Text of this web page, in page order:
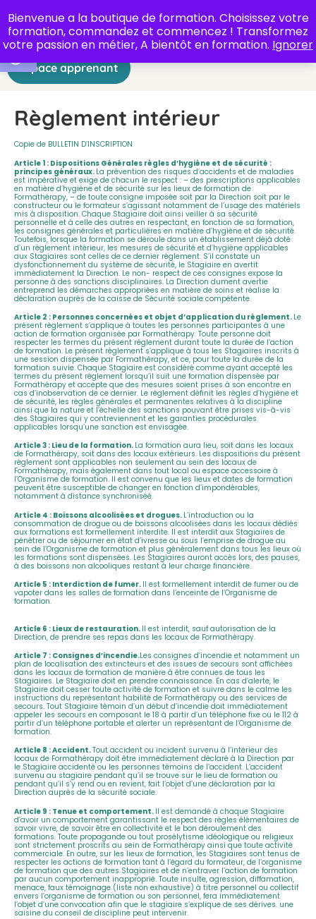
Ouvrir la barre d’outils
Bienvenue a la boutique de formation. Choisissez votre
formation, commandez et commencez ! Transformez
votre passion en métier, A bientôt en formation. Ignorer
Espace apprenant
Règlement intérieur
Copie de BULLETIN D’INSCRIPTION
Article 1 : Dispositions Générales règles d’hygiène et de sécurité :
principes généraux. La prévention des risques d’accidents et de maladies
est impérative et exige de chacun le respect : – des prescriptions applicables
en matière d’hygiène et de sécurité sur les lieux de formation de
Formathérapy, – de toute consigne imposée soit par la Direction soit par le
constructeur ou le formateur s’agissant notamment de l’usage des matériels
mis à disposition. Chaque Stagiaire doit ainsi veiller à sa sécurité
personnelle et à celle des autres en respectant, en fonction de sa formation,
les consignes générales et particulières en matière d’hygiène et de sécurité.
Toutefois, lorsque la formation se déroule dans un établissement déjà doté
d’un règlement intérieur, les mesures de sécurité et d’hygiène applicables
aux Stagiaires sont celles de ce dernier règlement. S’il constate un
dysfonctionnement du système de sécurité, le Stagiaire en avertit
immédiatement la Direction. Le non- respect de ces consignes expose la
personne à des sanctions disciplinaires. La Direction dument avertie
entreprend les démarches appropriées en matière de soins et réalise la
déclaration auprès de la caisse de Sécurité sociale compétente.
Article 2 : Personnes concernées et objet d’application du règlement. Le
présent règlement s’applique à toutes les personnes participantes à une
action de formation organisée par Formathérapy. Toute personne doit
respecter les termes du présent règlement durant toute la durée de l’action
de formation. Le présent règlement s’applique à tous les Stagiaires inscrits à
une session dispensée par Formathérapy, et ce, pour toute la durée de la
formation suivie. Chaque Stagiaire est considéré comme ayant accepté les
termes du présent règlement lorsqu’il suit une formation dispensée par
Formathérapy et accepte que des mesures soient prises à son encontre en
cas d’inobservation de ce dernier. Le règlement définit les règles d’hygiène et
de sécurité, les règles générales et permanentes relatives à la discipline
ainsi que la nature et l’échelle des sanctions pouvant être prises vis-à-vis
des Stagiaires qui y contreviennent et les garanties procédurales
applicables lorsqu’une sanction est envisagée.
Article 3 : Lieu de la formation. La formation aura lieu, soit dans les locaux
de Formathérapy, soit dans des locaux extérieurs. Les dispositions du présent
règlement sont applicables non seulement au sein des locaux de
Formathérapy, mais également dans tout local ou espace accessoire à
l’Organisme de formation. Il est convenu que les lieux et dates de formation
peuvent être susceptible de changer en fonction d’impondérables,
notamment à distance synchroniséé.
Article 4 : Boissons alcoolisées et drogues. L’introduction ou la
consommation de drogue ou de boissons alcoolisées dans les locaux dédiés
aux formations est formellement interdite. Il est interdit aux Stagiaires de
pénétrer ou de séjourner en état d’ivresse ou sous l’emprise de drogue au
sein de l’Organisme de formation et plus généralement dans tous les lieux où
les formations sont dispensées. Les Stagiaires auront accès lors, des pauses,
à des boissons non alcooliques restant à leur charge financière.
Article 5 : Interdiction de fumer. Il est formellement interdit de fumer ou de
vapoter dans les salles de formation dans l’enceinte de l’Organisme de
formation.
Article 6 : Lieux de restauration. Il est interdit, sauf autorisation de la
Direction, de prendre ses repas dans les locaux de Formathérapy.
Article 7 : Consignes d’incendie.Les consignes d’incendie et notamment un
plan de localisation des extincteurs et des issues de secours sont affichées
dans les locaux de formation de manière à être connues de tous les
Stagiaires. Le Stagiaire doit en prendre connaissance. En cas d’alerte, le
Stagiaire doit cesser toute activité de formation et suivre dans le calme les
instructions du représentant habilité de Formathérapy ou des services de
secours. Tout Stagiaire témoin d’un début d’incendie doit immédiatement
appeler les secours en composant le 18 à partir d’un téléphone fixe ou le 112 à
partir d’un téléphone portable et alerter un représentant de l’Organisme de
formation.
Article 8 : Accident.Tout accident ou incident survenu à l’intérieur des
locaux de Formathérapy doit être immédiatement déclaré à la Direction par
le Stagiaire accidenté ou les personnes témoins de l’accident. L’accident
survenu au stagiaire pendant qu’il se trouve sur le lieu de formation ou
pendant qu’il s’y rend ou en revient, fait l’objet d’une déclaration par la
Direction auprès de la sécurité sociale.
Article 9 : Tenue et comportement. Il est demandé à chaque Stagiaire
d’avoir un comportement garantissant le respect des règles élémentaires de
savoir vivre, de savoir être en collectivité et le bon déroulement des
formations. Toute propagande ou tout prosélytisme idéologique ou religieux
sont strictement proscrits au sein de Formathérapy ainsi que toute activité
commerciale. En outre, sur les lieux de formation, les Stagiaires sont tenus de
respecter les actions de formation tant à l’égard du formateur, de l’organisme
de formation que des autres Stagiaires et de n’entraver l’action de formation
par aucun comportement inapproprié. Toute insulte, agression, diffamation,
menace, faux témoignage (liste non exhaustive) à titre personnel ou collectif
envers l’organisme de formation ou son personnel, fera immédiatement
l’objet d’une convocation afin que le stagiaire s’explique de ses dérives. une
saisine du conseil de discipline peut intervenir.